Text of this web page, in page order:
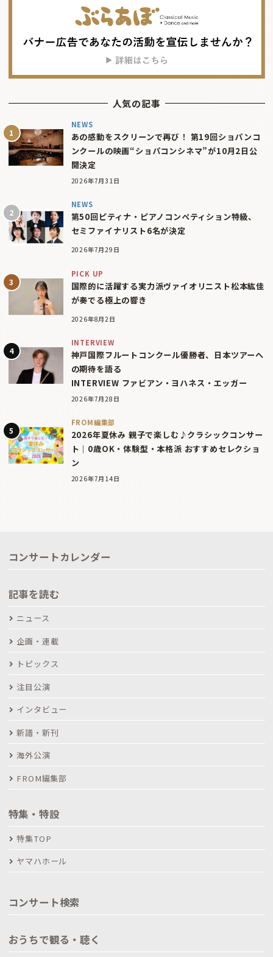
人気の記事
NEWS
あの感動をスクリーンで再び！ 第19回ショパンコ
ンクールの映画“ショパコンシネマ”が10月2日公
開決定
2026年7月31日
NEWS
第50回ピティナ・ピアノコンペティション特級、
セミファイナリスト6名が決定
2026年7月29日
PICK UP
国際的に活躍する実力派ヴァイオリニスト松本紘佳
が奏でる極上の響き
2026年8月2日
INTERVIEW
神戸国際フルートコンクール優勝者、日本ツアーへ
の期待を語る
INTERVIEW ファビアン・ヨハネス・エッガー
2026年7月28日
FROM編集部
2026年夏休み 親子で楽しむ♪クラシックコンサー
ト｜0歳OK・体験型・本格派 おすすめセレクショ
ン
2026年7月14日
コンサートカレンダー
記事を読む
ニュース
企画・連載
トピックス
注目公演
インタビュー
新譜・新刊
海外公演
FROM編集部
特集・特設
特集TOP
ヤマハホール
コンサート検索
おうちで観る・聴く